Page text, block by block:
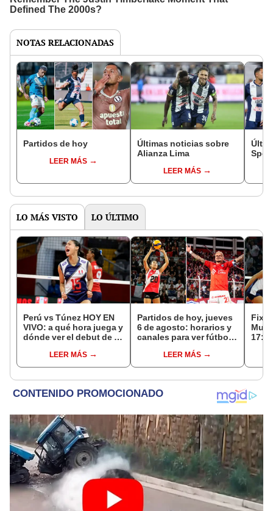
NOTAS RELACIONADAS
Partidos de hoy
LEER MÁS
Últimas noticias sobre
Alianza Lima
LEER MÁS
LO MÁS VISTO LO ÚLTIMO
Perú vs Túnez HOY EN
VIVO: a qué hora juega y
dónde ver el debut de la
Sub 17 de Vóley 2026
LEER MÁS
Partidos de hoy, jueves
6 de agosto: horarios y
canales para ver fútbol
LEER MÁS
17: